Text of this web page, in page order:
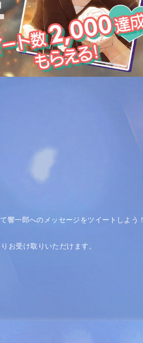
響一郎へのメッセージをツイートしよう！
お受け取りいただけます。